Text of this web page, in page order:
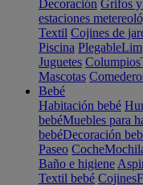
Decoración Grifos
estaciones
Textil Cojines de
Piscina Plegable
Juguetes Columpios
Mascotas
Bebé
Habitación bebé
bebéMuebles para
bebéDecoración
Paseo Coche
Baño e higiene
Textil bebé Cojines